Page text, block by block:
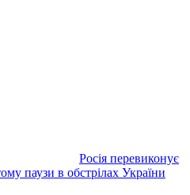
Росія перевиконує
паузи в обстрілах України